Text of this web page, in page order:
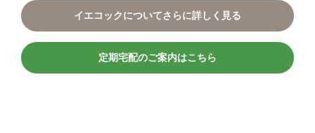
イエコックについてさらに詳しく見る
定期宅配のご案内はこちら